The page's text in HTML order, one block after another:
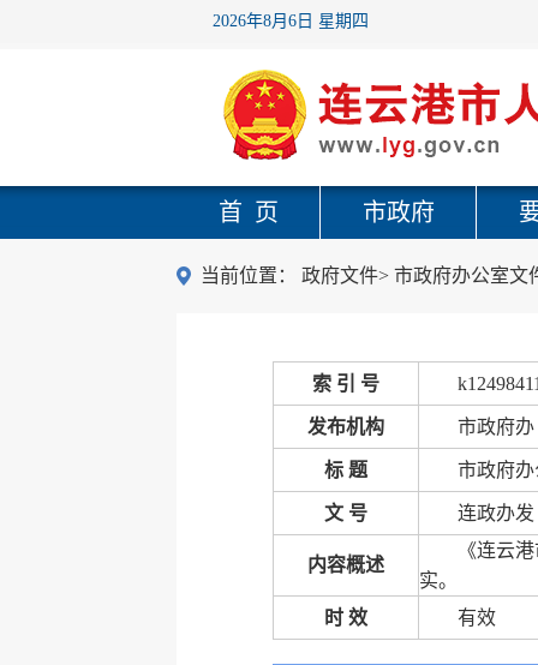
2026年8月6日 星期四
首 页 市政府
当前位置： 政府文件> 市政府办公室文
索 引 号
发布机构 市政府办
标 题 市政府
文 号 连政办发
内容概述
《连云
实。
时 效
有效